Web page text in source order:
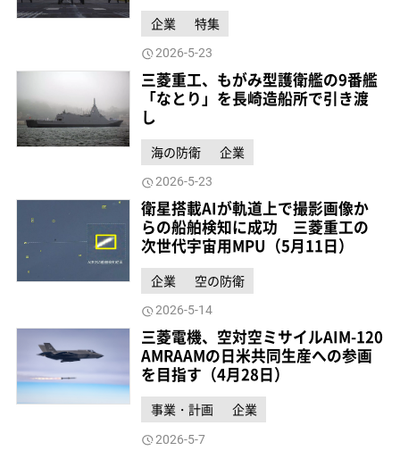
企業 特集
2026-5-23
三菱重工、もがみ型護衛艦の9番艦
「なとり」を長崎造船所で引き渡
し
海の防衛 企業
2026-5-23
衛星搭載AIが軌道上で撮影画像か
らの船舶検知に成功 三菱重工の
次世代宇宙用MPU（5月11日）
企業 空の防衛
2026-5-14
三菱電機、空対空ミサイルAIM-120
AMRAAMの日米共同生産への参画
を目指す（4月28日）
事業・計画 企業
2026-5-7